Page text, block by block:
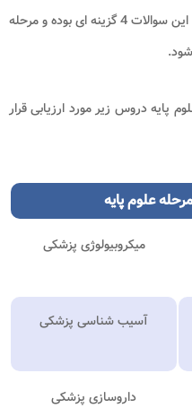
در 150 دقیقه به آن ها پاسخ دهد. تمام این سوالات 4 گزینه ای بوده و مرحله
پایه دروس زیر مورد ارزیابی قرار
علوم پایه
میکروبیولوژی پزشکی
آسیب شناسی پزشکی
داروسازی پزشکی